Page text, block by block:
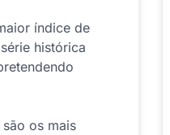
índice de
histórica
os mais